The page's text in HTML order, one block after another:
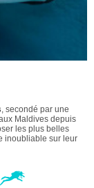
, secondé par une
Maldives depuis
les plus belles
inoubliable sur leur